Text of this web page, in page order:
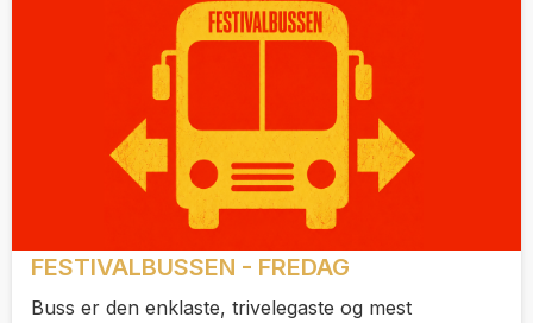
FESTIVALBUSSEN - FREDAG
Buss er den enklaste, trivelegaste og mest